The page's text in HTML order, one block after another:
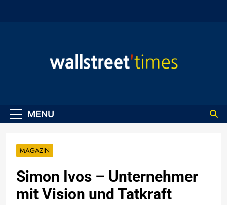
MENU
MAGAZIN
Simon Ivos – Unternehmer
mit Vision und Tatkraft